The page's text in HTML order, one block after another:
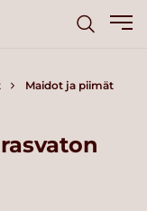
Maidot ja piimät